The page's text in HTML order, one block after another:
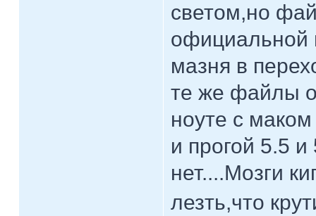
светом,но
официальной
мазня в
те же файлы
ноуте с
и прогой 5.5
нет....Мозги
лезть,что